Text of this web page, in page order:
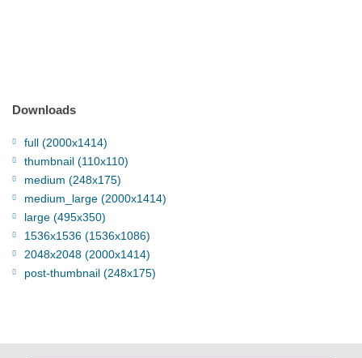
Downloads
full (2000x1414)
thumbnail (110x110)
medium (248x175)
medium_large (2000x1414)
large (495x350)
1536x1536 (1536x1086)
2048x2048 (2000x1414)
post-thumbnail (248x175)